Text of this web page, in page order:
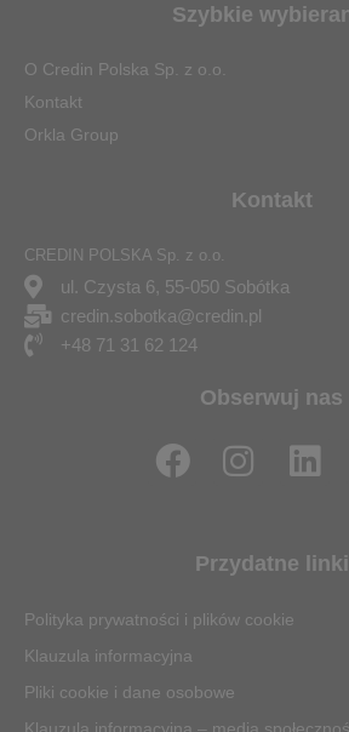
Szybkie
O Credin Polska Sp. z o.o.
Kontakt
Orkla Group
Kontakt
CREDIN POLSKA Sp. z o.o.
ul. Czysta 6, 55-050 Sobótka
credin.sobotka@credin.pl
+48 71 31 62 124
Obserwuj nas
F
a
o
o
k
I
n
t
g
L
i
k
Przydatne linki
Polityka prywatności i plików cookie
Klauzula informacyjna
Pliki cookie i dane osobowe